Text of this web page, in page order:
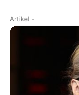
Artikel -